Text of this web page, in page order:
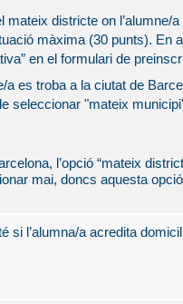
mateix districte on l’alumne/a
màxima (30 punts). En
en el formulari de
a es troba a la ciutat de
seleccionar "mateix
l’opció “mateix
mai, doncs aquesta
si l’alumna/a acredita